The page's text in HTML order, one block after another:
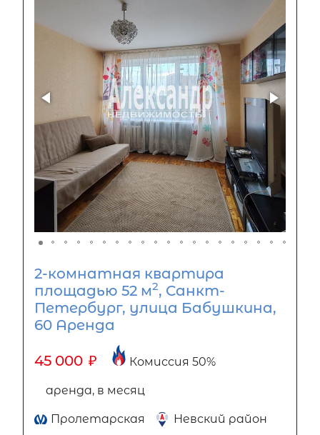
2-комнатная квартира
площадью 52 м2, Санкт-
Петербург, улица Бабушкина,
60 Аренда
45 000 ₽ Комиссия 50%
аренда, в месяц
Пролетарская Невский район